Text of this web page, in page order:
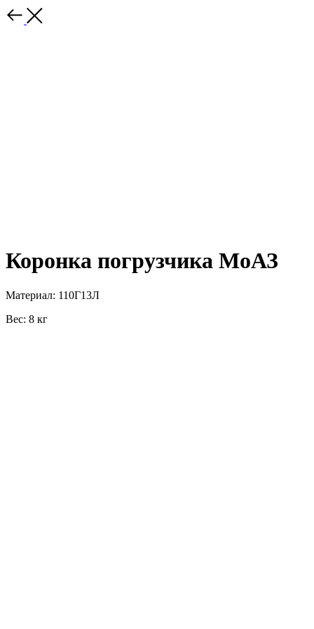
Коронка погрузчика МоАЗ
Материал: 110Г13Л
Вес: 8 кг